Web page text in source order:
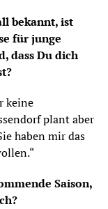
bekannt, ist
für junge
dass Du dich
keine
plant aber
haben mir das
Saison,